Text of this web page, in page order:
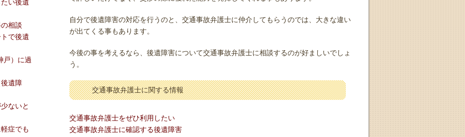
い後遺
相談
で後遺
戸）に過
遺障
ないと
症でも
自分で後遺障害の対応を行うのと、交通事故弁護士に仲介してもらうのでは、大きな違い
が出てくる事もあります。
今後の事を考えるなら、後遺障害について交通事故弁護士に相談するのが好ましいでしょ
う。
交通事故弁護士に関する情報
交通事故弁護士をぜひ利用したい
交通事故弁護士に確認する後遺障害